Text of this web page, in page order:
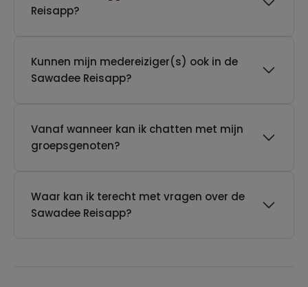
Reisapp?
Kunnen mijn medereiziger(s) ook in de
Sawadee Reisapp?
Vanaf wanneer kan ik chatten met mijn
groepsgenoten?
Waar kan ik terecht met vragen over de
Sawadee Reisapp?